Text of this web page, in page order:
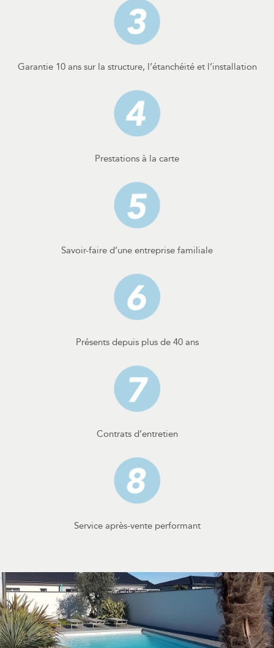
Garantie 10 ans sur la structure, l’étanchéité et l’installation
Prestations à la carte
Savoir-faire d’une entreprise familiale
Présents depuis plus de 40 ans
Contrats d’entretien
Service après-vente performant